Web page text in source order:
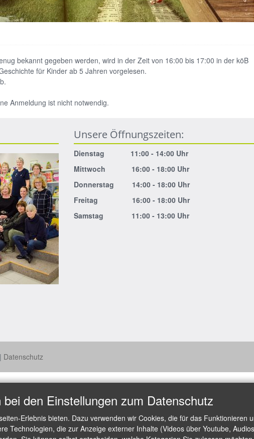
bekannt gegeben werden, wird in der Zeit von 16:00 bis 17:00 in der köB
für Kinder ab 5 Jahren vorgelesen.
Anmeldung ist nicht notwendig.
Unsere Öffnungszeiten:
Dienstag 11:00 - 14:00 Uhr
Mittwoch 16:00 - 18:00 Uhr
Donnerstag 14:00 - 18:00 Uhr
Freitag 16:00 - 18:00 Uhr
Samstag 11:00 - 13:00 Uhr
Datenschutz
den Einstellungen zum Datenschutz
Erlebnis bieten. Dazu verwenden wir Cookies, die für das Funktionieren
Technologien, die zur Anzeige externer Inhalte (Videos über Youtube,